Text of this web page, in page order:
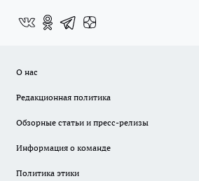
О нас
Редакционная политика
Обзорные статьи и пресс-релизы
Информация о команде
Политика этики